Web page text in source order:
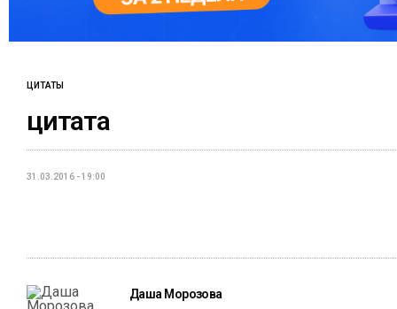
ЦИТАТЫ
цитата
31.03.2016 - 19:00
Даша Морозова